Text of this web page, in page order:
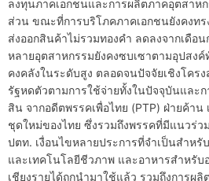
ลงทุนภาคเอกชนและการผลิตภาคอุตสาห
ส่วน ขณะที่การบริโภคภาคเอกชนยังคงทร
ส่งออกสินค้าไม่รวมทองคำ ลดลงจากเดือ
หลายอุตสาหกรรมยังคงซบเซาตามอุปสง
คงคลังในระดับสูง ตลอดจนปัจจัยเชิงโคร
รัฐหดตัวตามการใช้จ่ายทั้งในปัจจุบันและ
สิน จากอดีตพรรคเพื่อไทย (PTP) ฝ่ายค้า
ชุดใหม่ของไทย ซึ่งรวมถึงพรรคที่มีแนวร่
ปตท. เงื่อนไขหลายประการที่จำเป็นสำห
และเทคโนโลยีชีวภาพ และอาหารสำหรับ
เชียงรายได้ถูกนำมาใช้แล้ว รวมถึงการผลิ